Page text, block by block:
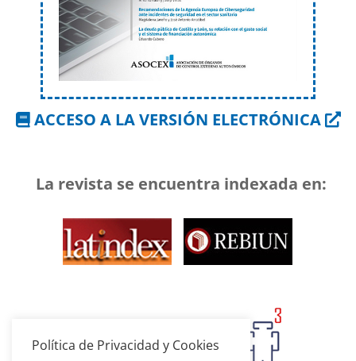
ACCESO A LA VERSIÓN ELECTRÓNICA
La revista se encuentra indexada en:
Política de Privacidad y Cookies